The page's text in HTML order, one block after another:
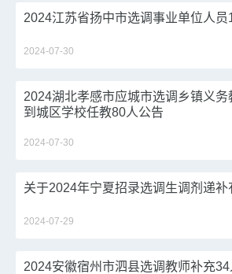
2024江苏省扬中市选调事业单位人员
2024-07-30
2024湖北孝感市应城市选调乡镇义
到城区学校任教80人公告
2024-07-30
关于2024年宁夏招录选调生调剂递补
2024-07-29
2024安徽宿州市泗县选调教师补充34